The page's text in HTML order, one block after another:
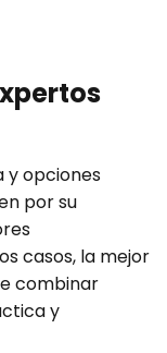
y opciones
por su
casos, la mejor
combinar
y